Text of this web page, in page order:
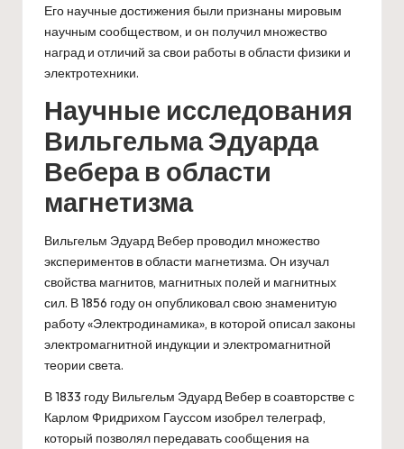
Его научные достижения были признаны мировым
научным сообществом, и он получил множество
наград и отличий за свои работы в области физики и
электротехники.
Научные исследования
Вильгельма Эдуарда
Вебера в области
магнетизма
Вильгельм Эдуард Вебер проводил множество
экспериментов в области магнетизма. Он изучал
свойства магнитов, магнитных полей и магнитных
сил. В 1856 году он опубликовал свою знаменитую
работу «Электродинамика», в которой описал законы
электромагнитной индукции и электромагнитной
теории света.
В 1833 году Вильгельм Эдуард Вебер в соавторстве с
Карлом Фридрихом Гауссом изобрел телеграф,
который позволял передавать сообщения на